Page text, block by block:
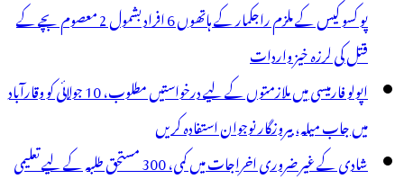
پو کسو کیس کے ملزم راجکمار کے ہاتھوں 6 افراد بشمول 2 معصوم بچے کے
قتل کی لرزہ خیز واردات
اپولو فارمیسی میں ملازمتوں کے لیے درخواستیں مطلوب، 10 جولائی کو وقارآباد
میں جاب میلہ، بیروزگار نوجوان استفادہ کریں
شادی کے غیر ضروری اخراجات میں کمی، 300 مستحق طلبہ کے لیے تعلیمی